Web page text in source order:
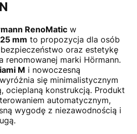
RenoMatic w
mm to propozycja dla osób
oraz estetykę
renomowanej marki Hörmann.
M i nowoczesną
wyróżnia się minimalistycznym
ocieplaną konstrukcją. Produkt
automatycznym,
wygodę z niezawodnością i